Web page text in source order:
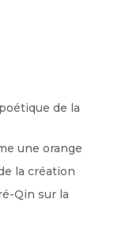
de la
une orange
la création
Qin sur la